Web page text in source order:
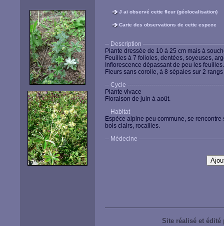
J ai observé cette fleur (géolocalisation)
Carte des observations de cette espece
-- Description
Plante dressée de 10 à 25 cm mais à
Feuilles à 7 folioles, dentées, soyeuses,
Inflorescence dépassant de peu les feuilles.
Fleurs sans corolle, à 8 sépales sur 2
-- Cycle
Plante vivace
Floraison de juin à août.
-- Habitat
Espèce alpine peu commune, se
bois clairs, rocailles.
-- Médecine
Site réalisé et édité